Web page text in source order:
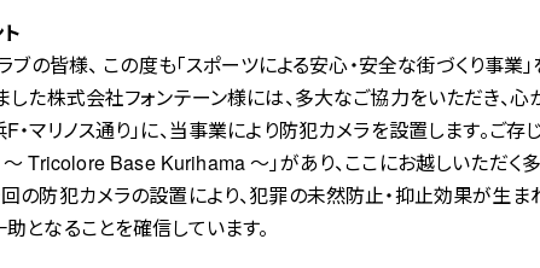
の皆様、 この度も「スポーツによる安心・安全な街づくり事業
した株式会社フォンテーン様には、多大なご協力をいただき、心
マリノス通り」に、当事業により防犯カメラを設置します。ご存
Tricolore Base Kurihama ～」があり、ここにお越しいただく
の防犯カメラの設置により、犯罪の未然防止・抑止効果が生
となることを確信しています。